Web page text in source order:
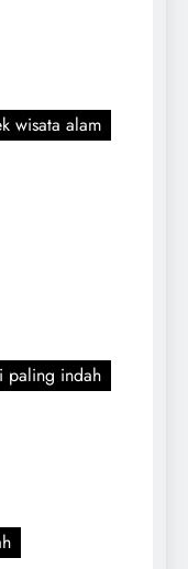
wisata alam
paling indah